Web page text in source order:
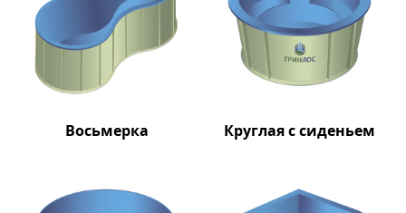
Восьмерка Круглая с сиденьем